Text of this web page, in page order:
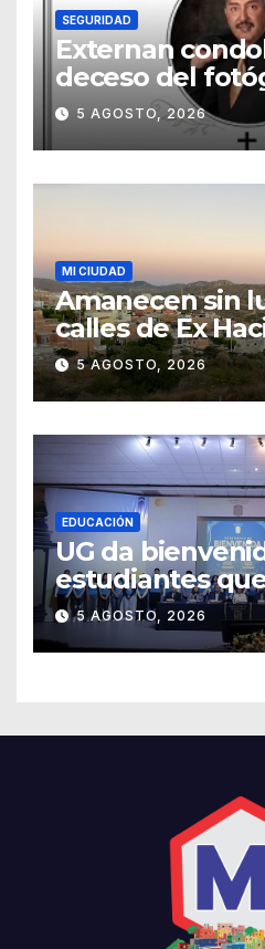
SEGURIDAD
Externan
deceso del
Emmanuel
5 AGOSTO, 2026
MI CIUDAD
Amanecen sin
calles de Ex
Teresa
5 AGOSTO, 2026
EDUCACIÓN
UG da
estudiantes
través de los
equidad
5 AGOSTO, 2026